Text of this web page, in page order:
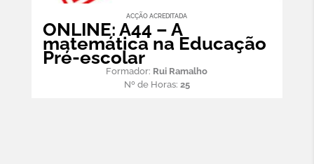
ACÇÃO ACREDITADA
ONLINE: A44 – A
matemática na Educação
Pré-escolar
Formador: Rui Ramalho
Nº de Horas: 25